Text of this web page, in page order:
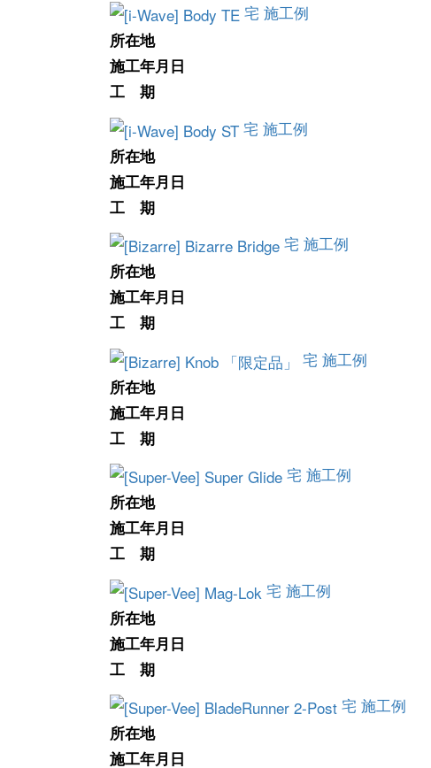
宅 施工例
所在地
施工年月日
工 期
宅 施工例
所在地
施工年月日
工 期
宅 施工例
所在地
施工年月日
工 期
宅 施工例
所在地
施工年月日
工 期
宅 施工例
所在地
施工年月日
工 期
宅 施工例
所在地
施工年月日
工 期
宅 施工例
所在地
施工年月日